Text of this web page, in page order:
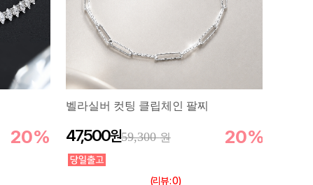
20%
벨라실버 컷팅 클립체인 팔찌
59,300
47,500 20%
(리뷰 : 0)